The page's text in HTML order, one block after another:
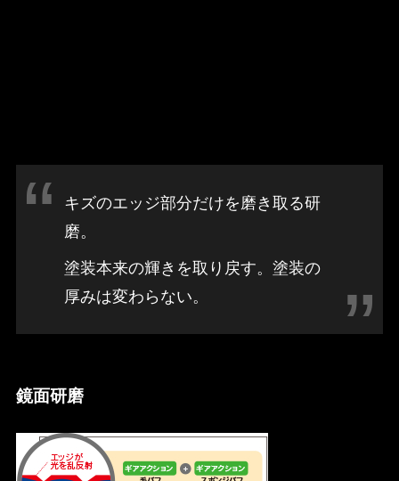
キズのエッジ部分だけを磨き取る研
磨。
塗装本来の輝きを取り戻す。塗装の
厚みは変わらない。
鏡面研磨